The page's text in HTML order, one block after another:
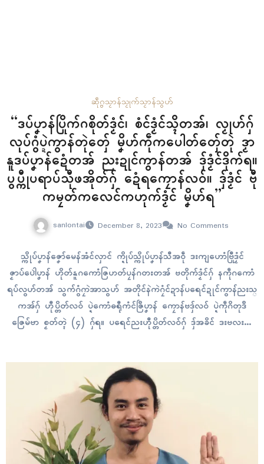
ဆဵုဂ္ဗသၟာန်သၟုက်သၟာန်သွဟ်
“ဒပ်ပၞာန်ပြိုက်ဂစိုတ်ဒၟံၚ်၊ စံၚ်ဒၟံၚ်သ္ၚိတအ်၊ လၟုဟ်ဂှ်
လုပ်ဂွံပ္ဍဲကွာန်တုဲတှ်ေ မၞိဟ်ကဵုကပေါတ်တှ်ေတုဲ ဒၟာ
နူဒပ်ပၞာန်ဍေံတအ် ညးဍုၚ်ကွာန်တအ် ဒှ်ဒၟံၚ်ဒိုက်ရ။
ပွပ္ကီုပရာပ်သီုဖအိုတ်ဂှ် ဍေံရကၠောန်လဝ်။ ဒှ်ဒၟံၚ် ဗီု
ကမၠတ်ကလေၚ်ကဟုက်ဒၟံၚ် မၞိဟ်ရ”
sanlontai December 8, 2023 No Comments
သ္ကိုပ်ပၞာန်ဇၞော်မေန်အံၚ်လှာၚ် က္ဍိုပ်သ္ကိုပ်ပၞာန်သီအဝဵု ဒးကျဟောံဗြီုဒၟံၚ်
ဇၟာပ်ပေါဲပၞာန် ဟိုတ်နူဂကောံဇြဟတ်ပၠန်ဂတးတအ် ဗတိုက်ဒၟံၚ်ဂှ် နကဵုဂကောံ
ရပ်လွဟ်တအ် သွက်ဂွံဂၠာဲအာသွဟ် အတိုၚ်နဲကဲဂၠံၚ်ဍာန်ပရေၚ်ဍုၚ်ကွာန်ညးသ္
ကအ်ဂှ် ဟီုပ္တိတ်လဝ် ပ္ဍဲကောံဓရီုကံၚ်ဇြဳပၞာန် ကၠောန်ဗဒှ်လဝ် ပ္ဍဲကဵုဂိတုဒဳ
ဇြေမ်ဗာ စၟတ်တ္ၚဲ (၄) ဂှ်ရ။ ပရေၚ်ညးဟီုပ္တိတ်လဝ်ဂှ် ဒှ်အခိၚ် ဒးဗလးလ
မွဲ…